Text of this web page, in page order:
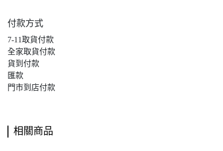
付款方式
7-11取貨付款
全家取貨付款
貨到付款
匯款
門市到店付款
相關商品